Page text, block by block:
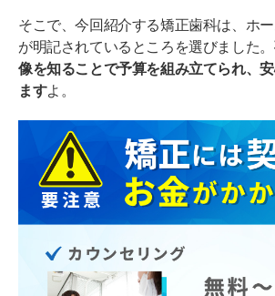
そこで、今回紹介する矯正歯科は、ホ
が明記されているところを選びました。
像を知ることで予算を組み立てられ、
ますよ。